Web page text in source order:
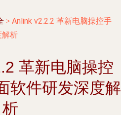
> Anlink v2.2.2 革新电脑操控手
解析
革新电脑操控
软件研发深度解
析